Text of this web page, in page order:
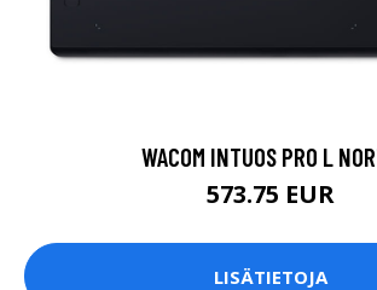
WACOM INTUOS PRO L
573.75 EUR
LISÄTIETOJA